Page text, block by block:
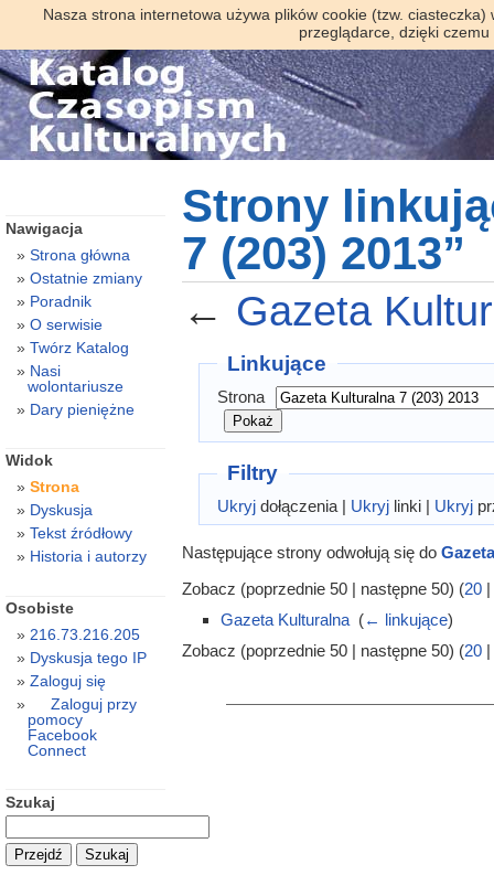
Nasza strona internetowa używa plików cookie (tzw.
przeglądarce, dzięki
Strony
7 (203) 2013”
← Gazeta
Linkujące
Strona
Filtry
Ukryjdołączenia | Ukryjlinki | Ukryj
Następujące strony odwołują się do
Zobacz (poprzednie 50 | następne 50) (20|
Gazeta Kulturalna‎ (← linkujące)
Zobacz (poprzednie 50 | następne 50) (20|
Nawigacja
Strona główna
Ostatnie zmiany
Poradnik
O serwisie
Twórz Katalog
Nasi
wolontariusze
Dary pieniężne
Widok
Strona
Dyskusja
Tekst źródłowy
Historia i autorzy
Osobiste
216.73.216.205
Dyskusja tego IP
Zaloguj się
Zaloguj przy
pomocy
Facebook
Connect
Szukaj